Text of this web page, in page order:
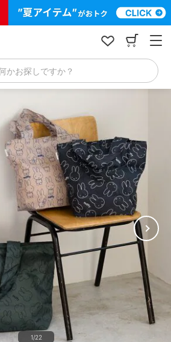
かお探しですか？
1/22